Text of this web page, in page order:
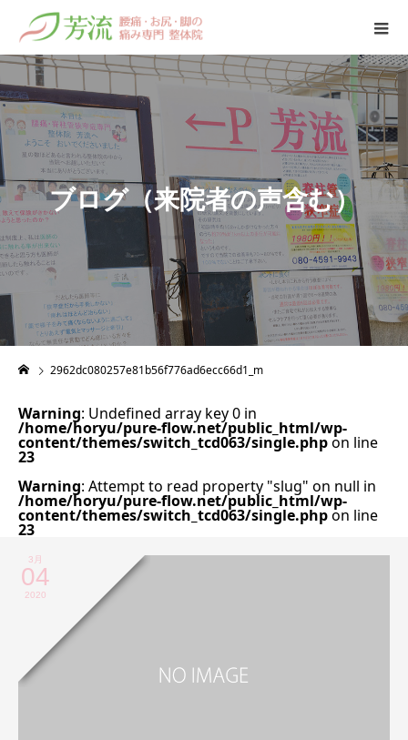
ブログ（来院者の声含む）
2962dc080257e81b56f776ad6ecc66d1_m
Warning: Undefined array key 0 in
/home/horyu/pure-flow.net/public_html/wp-
content/themes/switch_tcd063/single.phpon line
23
Warning: Attempt to read property "slug" on null in
/home/horyu/pure-flow.net/public_html/wp-
content/themes/switch_tcd063/single.phpon line
23
3月
04
2020